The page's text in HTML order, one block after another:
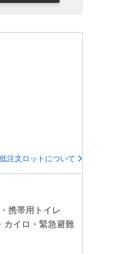
注文ロットについて
携帯用トイレ
カイロ・緊急避難